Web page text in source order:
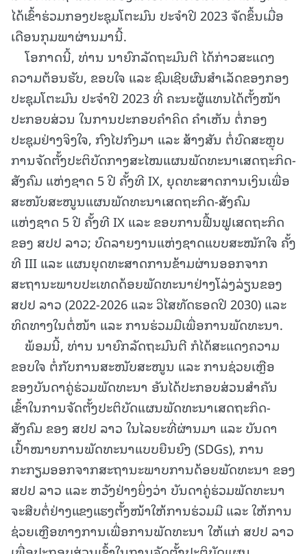
ໄດ້ເຂົ້າຮ່ວມກອງປະຊຸມໂຕະມົນ ປະຈຳປີ 2023 ຈັດຂຶ້ນເມື່ອ
ເດືອນກຸມພາຜ່ານມານີ້.
ໂອກາດນີ້, ທ່ານ ນາຍົກລັດຖະມົນຕີ ໄດ້ກ່າວສະແດງ
ຄວາມຕ້ອນຮັບ, ຂອບໃຈ ແລະ ຊົມເຊີຍຜົນສຳເລັດຂອງກອງ
ປະຊຸມໂຕະມົນ ປະຈຳປີ 2023 ທີ່ ຄະນະຜູ້ແທນໄດ້ຕັ້ງໜ້າ
ປະກອບສ່ວນ ໃນການປະກອບຄຳຄິດ ຄຳເຫັນ ຕໍ່ກອງ
ປະຊຸມຢ່າງຈິງໃຈ, ກົງໄປກົງມາ ແລະ ສ້າງສັນ ຕໍ່ບົດສະຫຼຸບ
ການຈັດຕັ້ງປະຕິບັດກາງສະໄໝແຜນພັດທະນາເສດຖະກິດ-
ສັງຄົມ ແຫ່ງຊາດ 5 ປີ ຄັ້ງທີ IX, ຍຸດທະສາດການເງິນເພື່ອ
ສະໜັບສະໜູນແຜນພັດທະນາເສດຖະກິດ-ສັງຄົມ
ແຫ່ງຊາດ 5 ປີ ຄັ້ງທີ IX ແລະ ຂອບການຟື້ນຟູເສດຖະກິດ
ຂອງ ສປປ ລາວ; ບົດລາຍງານແຫ່ງຊາດແບບສະໝັກໃຈ ຄັ້ງ
ທີ III ແລະ ແຜນຍຸດທະສາດການຂ້າມຜ່ານອອກຈາກ
ສະຖານະພາບປະເທດດ້ອຍພັດທະນາຢ່າງໂລ່ງລ່ຽນຂອງ
ສປປ ລາວ (2022-2026 ແລະ ວິໄສທັດຮອດປີ 2030) ແລະ
ທິດທາງໃນຕໍ່ໜ້າ ແລະ ການຮ່ວມມືເພື່ອການພັດທະນາ.
ພ້ອມນີ້, ທ່ານ ນາຍົກລັດຖະມົນຕີ ກໍໄດ້ສະແດງຄວາມ
ຂອບໃຈ ຕໍ່ກັບການສະໜັບສະໜູນ ແລະ ການຊ່ວຍເຫຼືອ
ຂອງບັນດາຄູ່ຮ່ວມພັດທະນາ ອັນໄດ້ປະກອບສ່ວນສຳຄັນ
ເຂົ້າໃນການຈັດຕັ້ງປະຕິບັດແຜນພັດທະນາເສດຖະກິດ-
ສັງຄົມ ຂອງ ສປປ ລາວ ໃນໄລຍະທີ່ຜ່ານມາ ແລະ ບັນດາ
ເປົ້າໝາຍການພັດທະນາແບບຍືນຍົງ (SDGs), ການ
ກະກຽມອອກຈາກສະຖານະພາບການດ້ອຍພັດທະນາ ຂອງ
ສປປ ລາວ ແລະ ຫວັງຢ່າງຍິ່ງວ່າ ບັນດາຄູ່ຮ່ວມພັດທະນາ
ຈະສືບຕໍ່ຢ່າງແຂງແຮງຕັ້ງໜ້າໃຫ້ການຮ່ວມມື ແລະ ໃຫ້ການ
ຊ່ວຍເຫຼືອທາງການເພື່ອການພັດທະນາ ໃຫ້ແກ່ ສປປ ລາວ